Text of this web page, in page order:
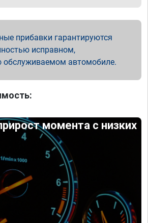
прибавки гарантируются
исправном,
обслуживаемом автомобиле.
момента с низких